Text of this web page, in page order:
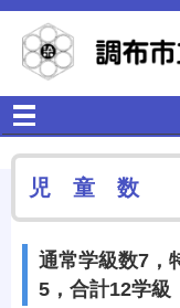
児 童 数
通常学級数7，
5，合計12学級